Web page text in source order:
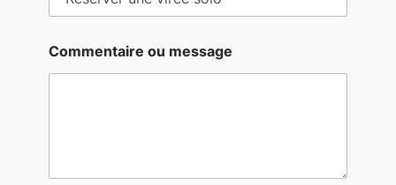
Commentaire ou message